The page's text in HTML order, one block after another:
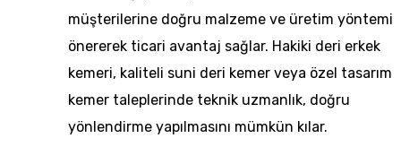
müşterilerine doğru malzeme ve üretim yöntemi
önererek ticari avantaj sağlar. Hakiki deri erkek
kemeri, kaliteli suni deri kemer veya özel tasarım
kemer taleplerinde teknik uzmanlık, doğru
yönlendirme yapılmasını mümkün kılar.